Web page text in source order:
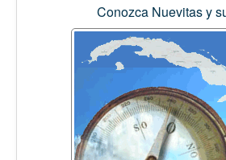
Conozca Nuevitas y